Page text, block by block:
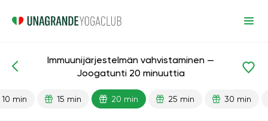
Valmiit oppitunnit Immuniteetti
Immuunijärjestelmän vahvistaminen —
Joogatunti 20 minuuttia
10 min 15 min 20 min 25 min 30 min